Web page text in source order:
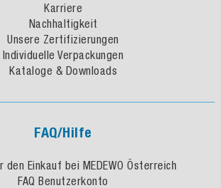
Karriere
Nachhaltigkeit
Unsere Zertifizierungen
Individuelle Verpackungen
Kataloge & Downloads
FAQ/Hilfe
Einkauf bei MEDEWO Österreich
FAQ Benutzerkonto